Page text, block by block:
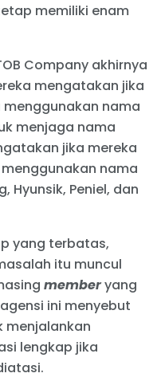
memiliki enam
Company akhirnya
mengatakan jika
nama
menjaga nama
jika mereka
nama
Hyunsik, Peniel, dan
yang terbatas,
itu muncul
memberyang
ini menyebut
menjalankan
lengkap jika